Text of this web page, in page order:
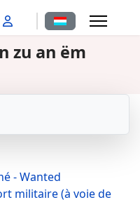
Sprache
zu an ëm
- Wanted
militaire (à voie de